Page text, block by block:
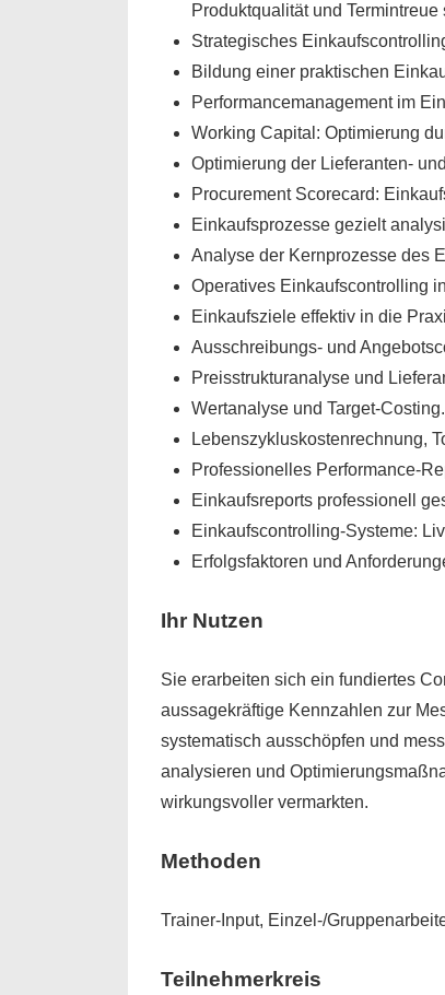
Produktqualität und
Strategisches
Bildung einer praktischen
Performancemanagement im
Working Capital: Optimierung
Optimierung der Lieferanten-
Procurement Scorecard:
Einkaufsprozesse gezielt
Analyse der Kernprozesse des
Operatives Einkaufscontrolling
Einkaufsziele effektiv in die
Ausschreibungs- und
Preisstrukturanalyse und
Wertanalyse und Target-Costing.
Lebenszykluskostenrechnung,
Professionelles Performance-
Einkaufsreports professionell
Einkaufscontrolling-Systeme:
Erfolgsfaktoren und
Ihr Nutzen
Sie erarbeiten sich ein fundiertes
aussagekräftige Kennzahlen zur
systematisch ausschöpfen und
analysieren und
wirkungsvoller vermarkten.
Methoden
Trainer-Input, Einzel-/
Teilnehmerkreis